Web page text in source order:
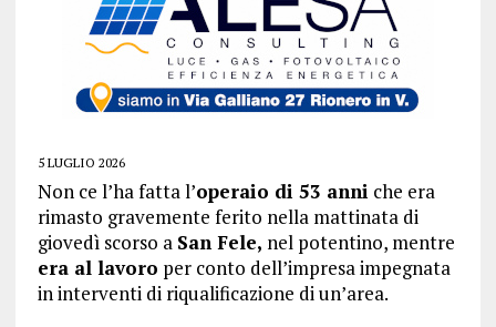
5 LUGLIO 2026
Non ce l’ha fatta l’operaio di 53 anni che era
rimasto gravemente ferito nella mattinata di
giovedì scorso a San Fele, nel potentino, mentre
era al lavoro per conto dell’impresa impegnata
in interventi di riqualificazione di un’area.